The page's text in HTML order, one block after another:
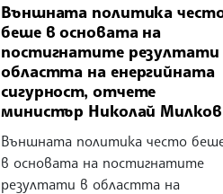
Външната политика
беше в основата на
постигнатите резултати
областта на енергийната
сигурност, отчете
министър Николай Милков
Външната политика често
в основата на постигнатите
резултати в областта на